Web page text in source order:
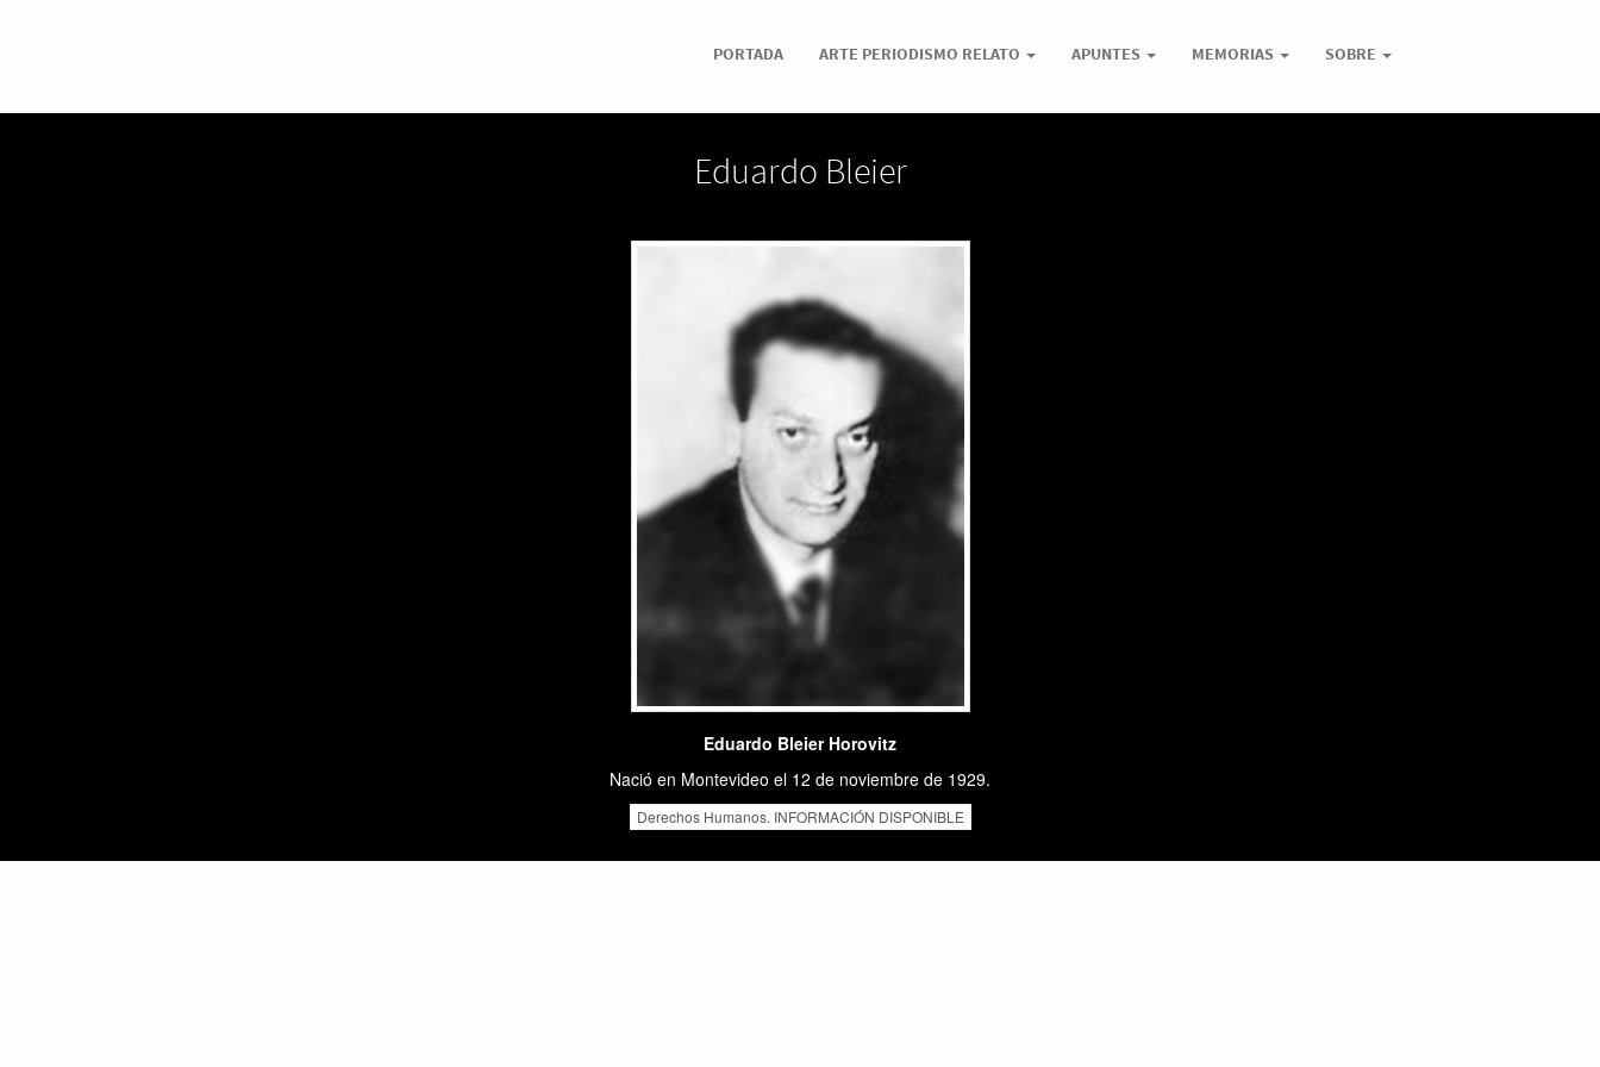
PORTADA ARTE PERIODISMO RELATO APUNTES MEMORIAS SOBRE
Eduardo Bleier
Eduardo Bleier Horovitz
Nació en Montevideo el 12 de noviembre de 1929.
Derechos Humanos. INFORMACIÓN DISPONIBLE